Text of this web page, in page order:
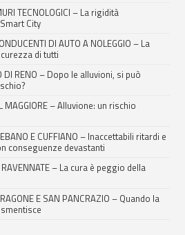
TECNOLOGICI – La rigidità
City
DI AUTO A NOLEGGIO – La
di tutti
DI RENO – Dopo le alluvioni, si può
MAGGIORE – Alluvione: un rischio
E CUFFIANO – Inaccettabili ritardi e
conseguenze devastanti
RAVENNATE – La cura è peggio della
E SAN PANCRAZIO – Quando la